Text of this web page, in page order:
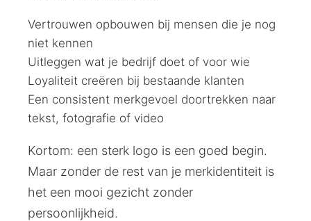
Vertrouwen opbouwen bij mensen die je nog
niet kennen
Uitleggen wat je bedrijf doet of voor wie
Loyaliteit creëren bij bestaande klanten
Een consistent merkgevoel doortrekken naar
tekst, fotografie of video
Kortom: een sterk logo is een goed begin.
Maar zonder de rest van je merkidentiteit is
het een mooi gezicht zonder
persoonlijkheid.